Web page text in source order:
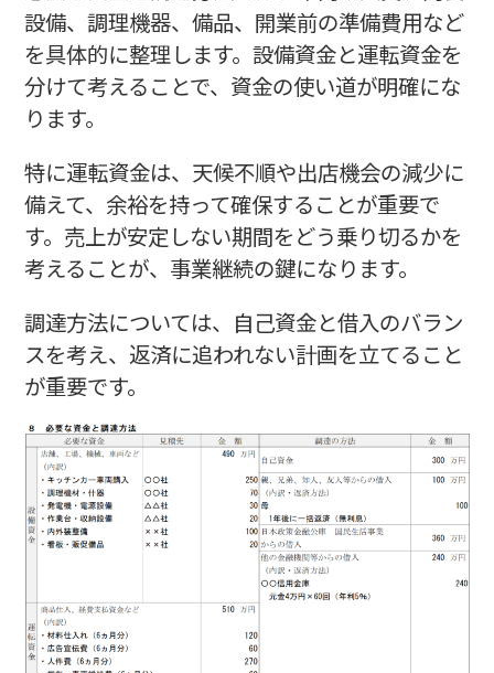
設備、調理機器、備品、開業前の準備費用など
を具体的に整理します。設備資金と運転資金を
分けて考えることで、資金の使い道が明確にな
ります。
特に運転資金は、天候不順や出店機会の減少に
備えて、余裕を持って確保することが重要で
す。売上が安定しない期間をどう乗り切るかを
考えることが、事業継続の鍵になります。
調達方法については、自己資金と借入のバラン
スを考え、返済に追われない計画を立てること
が重要です。